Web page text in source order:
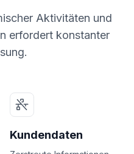
Aktivitäten und
erfordert konstanter
Kundendaten